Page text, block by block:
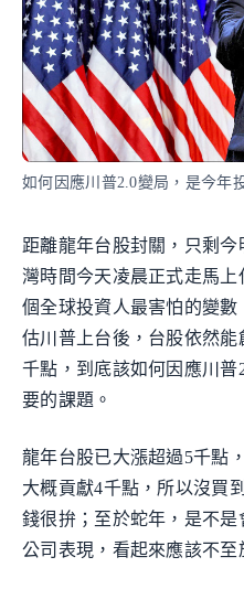
如何因應川普2.0變局，是今年
距離龍年台股封關，只剩
灣時間今天凌晨正式走馬
個全球投資人最害怕的變
估川普上台後，台股依然
千點，到底該如何因應川
要的課題。
龍年台股已大漲超過5千點
大概貢獻4千點，所以沒買
錢很拚；至於蛇年，是不
公司表現，看起來應該不至